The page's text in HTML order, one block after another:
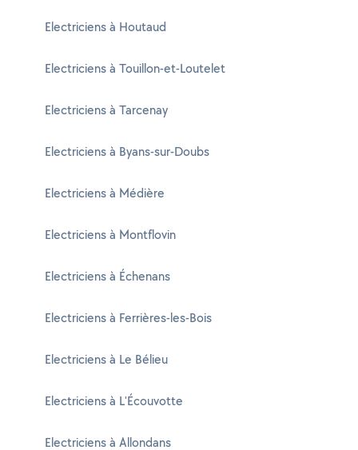
Electriciens à Houtaud
Electriciens à Touillon-et-Loutelet
Electriciens à Tarcenay
Electriciens à Byans-sur-Doubs
Electriciens à Médière
Electriciens à Montflovin
Electriciens à Échenans
Electriciens à Ferrières-les-Bois
Electriciens à Le Bélieu
Electriciens à L'Écouvotte
Electriciens à Allondans